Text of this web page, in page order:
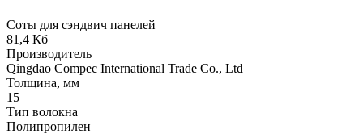
Соты для сэндвич панелей
81,4 Кб
Производитель
Qingdao Compec International Trade Co., Ltd
Толщина, мм
15
Тип волокна
Полипропилен